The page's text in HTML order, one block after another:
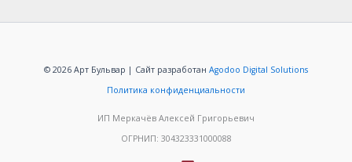
© 2026 Арт Бульвар | Сайт разработан Agodoo Digital Solutions
Политика конфиденциальности
ИП Меркачёв Алексей Григорьевич
ОГРНИП: 304323331000088